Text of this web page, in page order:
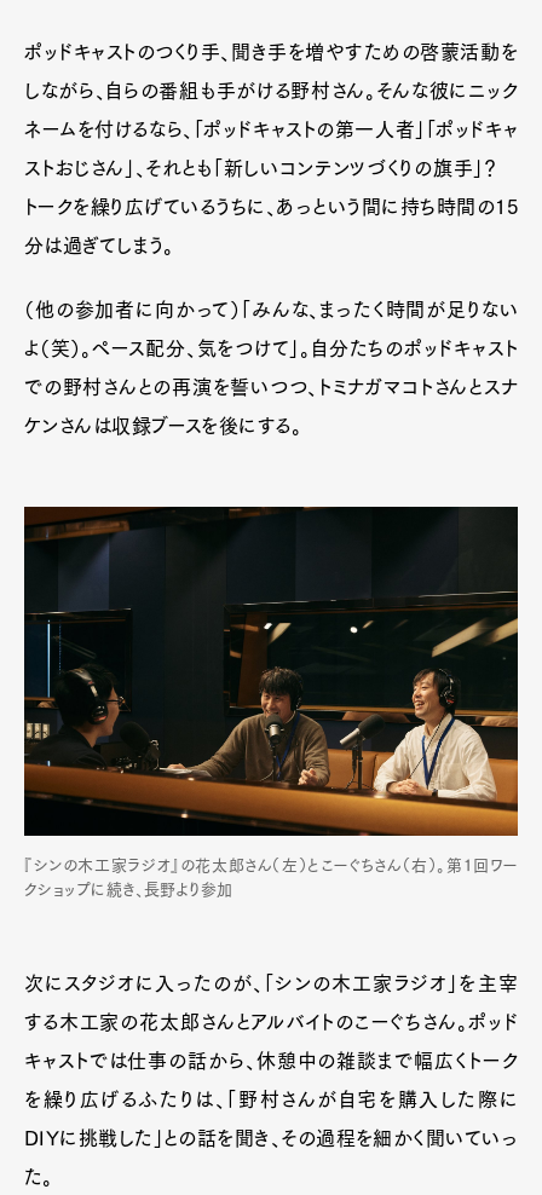
ポッドキャストのつくり手、聞き手を増やすための啓蒙活動を
しながら、自らの番組も手がける野村さん。そんな彼にニック
ネームを付けるなら、「ポッドキャストの第一人者」「ポッドキャ
ストおじさん」、それとも「新しいコンテンツづくりの旗手」？
トークを繰り広げているうちに、あっという間に持ち時間の15
分は過ぎてしまう。
（他の参加者に向かって）「みんな、まったく時間が足りない
よ（笑）。ペース配分、気をつけて」。自分たちのポッドキャスト
での野村さんとの再演を誓いつつ、トミナガマコトさんとスナ
ケンさんは収録ブースを後にする。
『シンの木工家ラジオ』の花太郎さん（左）とこーぐちさん（右）。第1回ワー
クショップに続き、長野より参加
次にスタジオに入ったのが、「シンの木工家ラジオ」を主宰
する木工家の花太郎さんとアルバイトのこーぐちさん。ポッド
キャストでは仕事の話から、休憩中の雑談まで幅広くトーク
を繰り広げるふたりは、「野村さんが自宅を購入した際に
DIYに挑戦した」との話を聞き、その過程を細かく聞いていっ
た。